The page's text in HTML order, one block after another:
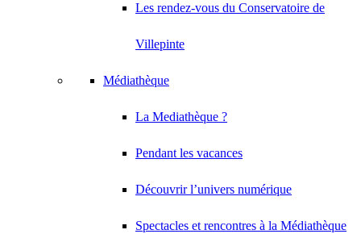
Les rendez-vous du Conservatoire de
Villepinte
Médiathèque
La Mediathèque ?
Pendant les vacances
Découvrir l’univers numérique
Spectacles et rencontres à la Médiathèque